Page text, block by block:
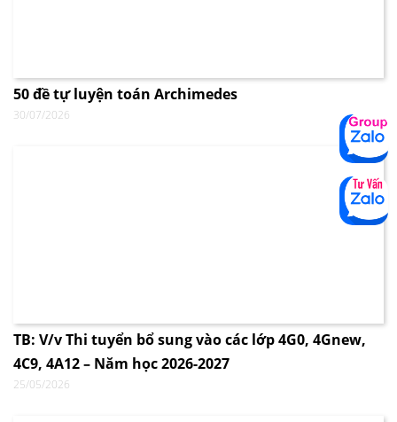
50 đề tự luyện toán Archimedes
30/07/2026
TB: V/v Thi tuyển bổ sung vào các lớp 4G0, 4Gnew,
4C9, 4A12 – Năm học 2026-2027
25/05/2026